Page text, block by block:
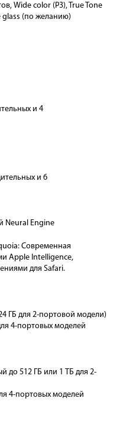
Wide color (P3), True Tone
glass (по желанию)
и 4
и 6
Neural Engine
Современная
Apple Intelligence,
для Safari.
ГБ для 2-портовой модели)
4-портовых моделей
до 512 ГБ или 1 ТБ для 2-
4-портовых моделей